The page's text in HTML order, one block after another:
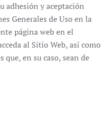
adhesión y aceptación
Generales de Uso en la
página web en el
al Sitio Web, así como
en su caso, sean de